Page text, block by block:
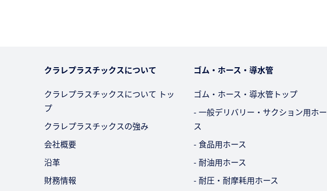
クラレプラスチックスについて
クラレプラスチックスについて トッ
プ
クラレプラスチックスの強み
会社概要
沿革
財務情報
ゴム・ホース・導水管
ゴム・ホース・導水管トップ
- 一般デリバリー・サクション用ホー
ス
- 食品用ホース
- 耐油用ホース
- 耐圧・耐摩耗用ホース